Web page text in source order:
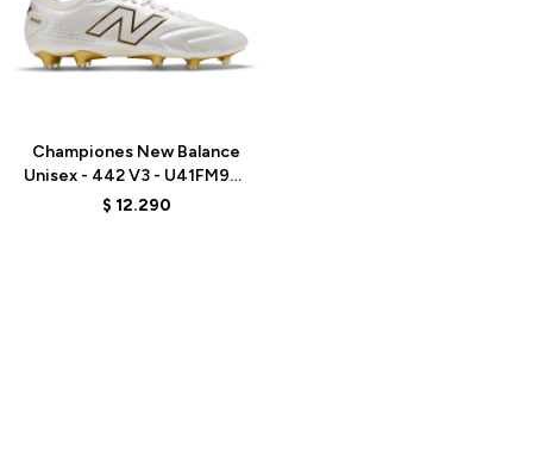
Championes New Balance
Unisex - 442 V3 - U41FM9EJ
- WHITE
$ 12.290